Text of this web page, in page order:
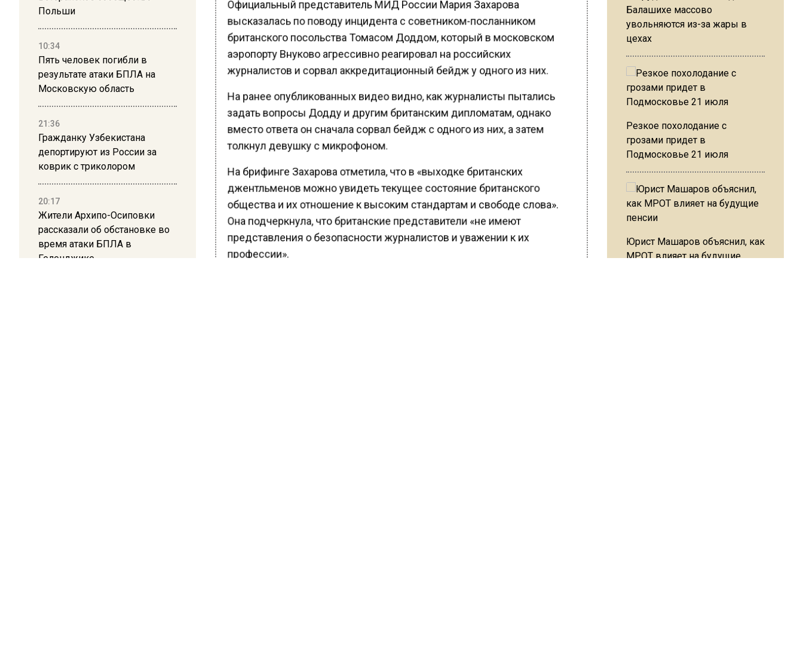
Польши
10:34
Пять человек погибли в
результате атаки БПЛА на
Московскую область
21:36
Гражданку Узбекистана
депортируют из России за
коврик с триколором
20:17
Жители Архипо-Осиповки
рассказали об обстановке во
время атаки БПЛА в
Геленджике
высказалась по поводу инцидента с советником-посланником
британского посольства Томасом Доддом, который в московском
аэропорту Внуково агрессивно реагировал на российских
журналистов и сорвал аккредитационный бейдж у одного из них.
На ранее опубликованных видео видно, как журналисты пытались
задать вопросы Додду и другим британским дипломатам, однако
вместо ответа он сначала сорвал бейдж с одного из них, а затем
толкнул девушку с микрофоном.
На брифинге Захарова отметила, что в «выходке британских
джентльменов можно увидеть текущее состояние британского
общества и их отношение к высоким стандартам и свободе слова».
Она подчеркнула, что британские представители «не имеют
представления о безопасности журналистов и уважении к их
профессии».
Балашихе массово
увольняются из-за жары в
цехах
Резкое похолодание с
грозами придет в
Подмосковье 21 июля
Юрист Машаров объяснил, как
МРОТ влияет на будущие